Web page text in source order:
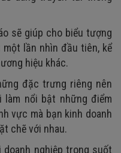
sẽ giúp cho biểu tượng
lần nhìn đầu tiên, kể
hiệu khác.
đặc trưng riêng nên
nổi bật những điểm
vực mà bạn kinh doanh
chẽ với nhau.
nghiệp trong suốt